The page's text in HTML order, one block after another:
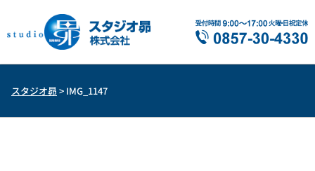
スタジオ昴 > IMG_1147